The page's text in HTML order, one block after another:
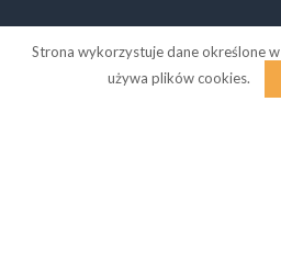
Strona wykorzystuje dane określone w
używa plików cookies.